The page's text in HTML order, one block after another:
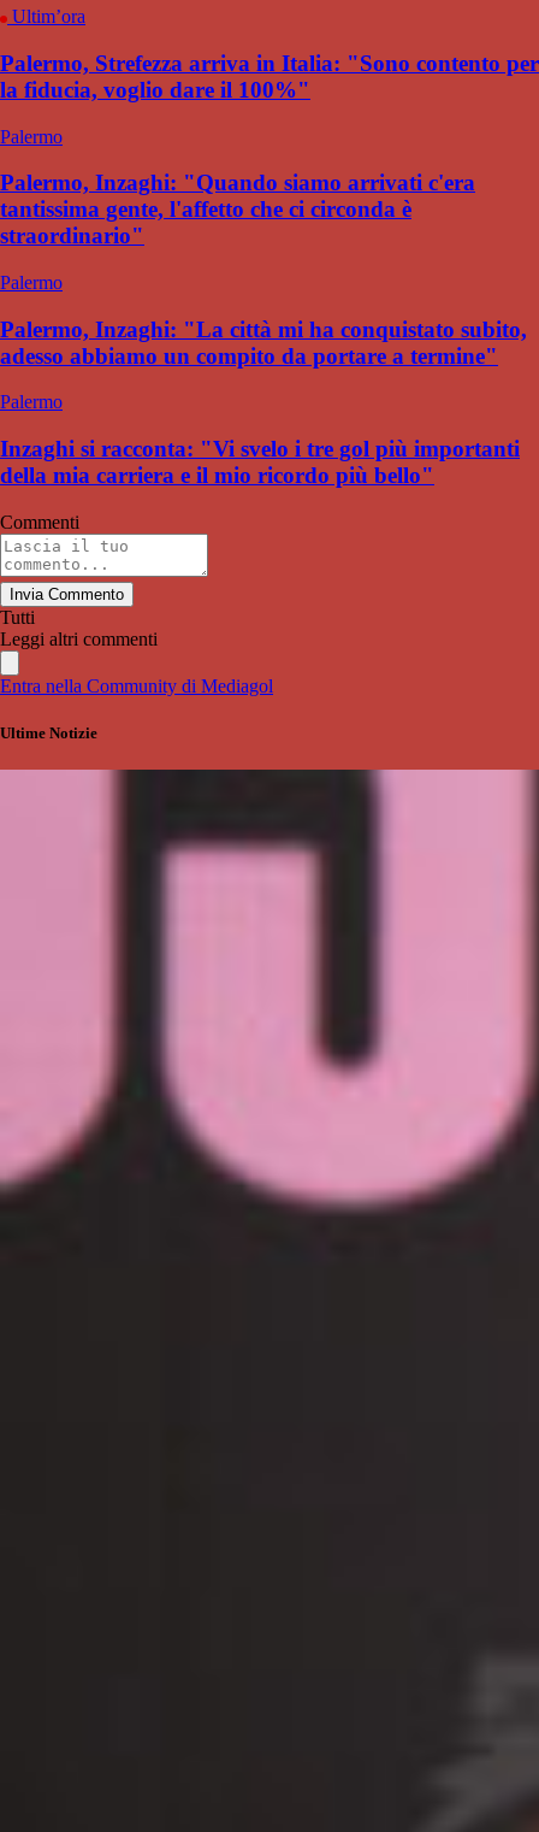
Ultim’ora
Palermo, Strefezza arriva in Italia: "Sono contento per
la fiducia, voglio dare il 100%"
Palermo
Palermo, Inzaghi: "Quando siamo arrivati c'era
tantissima gente, l'affetto che ci circonda è
straordinario"
Palermo
Palermo, Inzaghi: "La città mi ha conquistato subito,
adesso abbiamo un compito da portare a termine"
Palermo
Inzaghi si racconta: "Vi svelo i tre gol più importanti
della mia carriera e il mio ricordo più bello"
Commenti
Invia Commento
Tutti
Leggi altri commenti
Entra nella Community di Mediagol
Ultime Notizie